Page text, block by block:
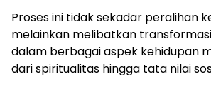
Proses ini tidak sekadar peralihan
melainkan melibatkan
dalam berbagai aspek kehidupan
dari spiritualitas hingga tata nilai